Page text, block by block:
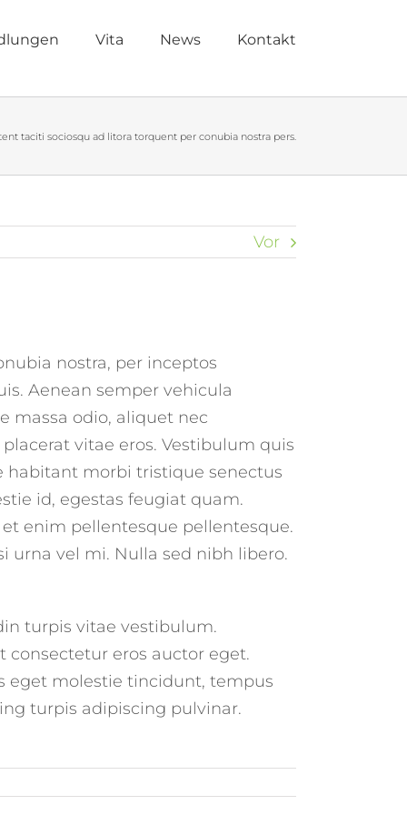
Vita News Kontakt
taciti sociosqu ad litora torquent per conubia nostra pers.
Vor
nostra, per inceptos
Aenean semper vehicula
massa odio, aliquet nec
vitae eros. Vestibulum quis
habitant morbi tristique senectus
id, egestas feugiat quam.
enim pellentesque pellentesque.
urna vel mi. Nulla sed nibh libero.
turpis vitae vestibulum.
consectetur eros auctor eget.
eget molestie tincidunt, tempus
turpis adipiscing pulvinar.